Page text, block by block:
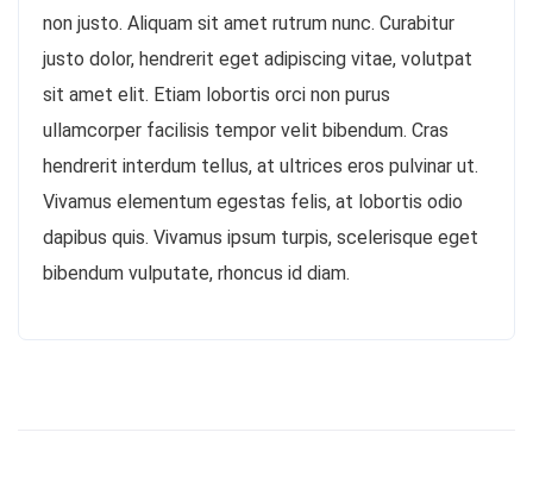
non justo. Aliquam sit amet rutrum nunc. Curabitur
justo dolor, hendrerit eget adipiscing vitae, volutpat
sit amet elit. Etiam lobortis orci non purus
ullamcorper facilisis tempor velit bibendum. Cras
hendrerit interdum tellus, at ultrices eros pulvinar ut.
Vivamus elementum egestas felis, at lobortis odio
dapibus quis. Vivamus ipsum turpis, scelerisque eget
bibendum vulputate, rhoncus id diam.